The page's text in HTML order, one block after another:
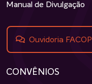
Manual de Divulgação
Ouvidoria FACOP
CONVÊNIOS